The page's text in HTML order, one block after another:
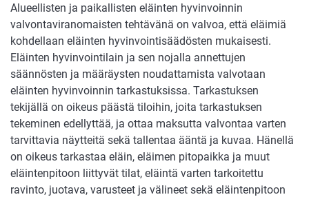
Alueellisten ja paikallisten eläinten hyvinvoinnin
valvontaviranomaisten tehtävänä on valvoa, että eläimiä
kohdellaan eläinten hyvinvointisäädösten mukaisesti.
Eläinten hyvinvointilain ja sen nojalla annettujen
säännösten ja määräysten noudattamista valvotaan
eläinten hyvinvoinnin tarkastuksissa. Tarkastuksen
tekijällä on oikeus päästä tiloihin, joita tarkastuksen
tekeminen edellyttää, ja ottaa maksutta valvontaa varten
tarvittavia näytteitä sekä tallentaa ääntä ja kuvaa. Hänellä
on oikeus tarkastaa eläin, eläimen pitopaikka ja muut
eläintenpitoon liittyvät tilat, eläintä varten tarkoitettu
ravinto, juotava, varusteet ja välineet sekä eläintenpitoon